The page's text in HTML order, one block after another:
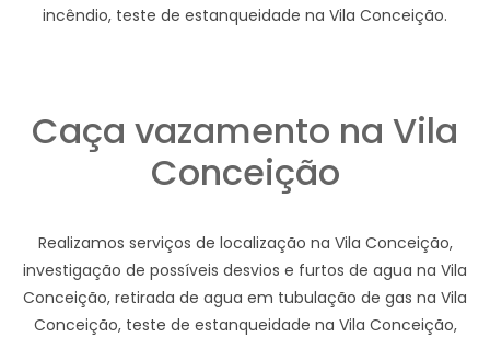
incêndio, teste de estanqueidade na Vila Conceição.
Caça vazamento na Vila
Conceição
Realizamos serviços de localização na Vila Conceição,
investigação de possíveis desvios e furtos de agua na Vila
Conceição, retirada de agua em tubulação de gas na Vila
Conceição, teste de estanqueidade na Vila Conceição,